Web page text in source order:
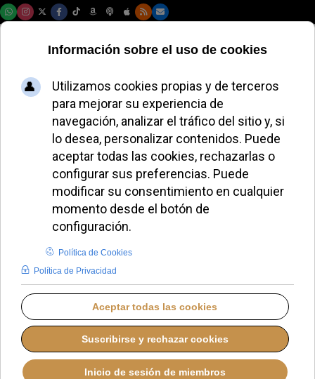
El Papa protege la
obra hospitalaria
fundada por el
Padre Pío
ALMUDENA BUENADICHA
PAPA LEÓN XIV
VIERNES, 29 MAYO 2026 10:09